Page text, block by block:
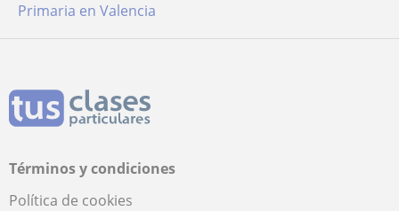
Primaria en Valencia
Términos y condiciones
Política de cookies